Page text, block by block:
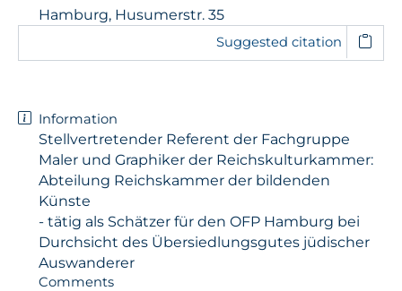
Hamburg, Husumerstr. 35
Suggested citation
Information
Stellvertretender Referent der Fachgruppe
Maler und Graphiker der Reichskulturkammer:
Abteilung Reichskammer der bildenden
Künste
- tätig als Schätzer für den OFP Hamburg bei
Durchsicht des Übersiedlungsgutes jüdischer
Auswanderer
Comments